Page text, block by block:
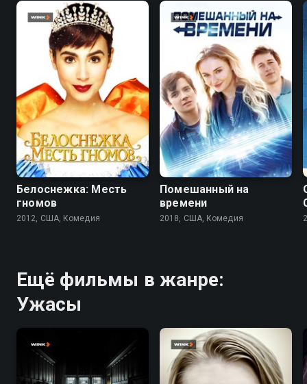
6.1 5.6
Белоснежка: Месть
гномов
2012, США, Комедия
6.4 5.8
Помешанный на
времени
2018, США, Комедия
Ещё фильмы в жанре:
Ужасы